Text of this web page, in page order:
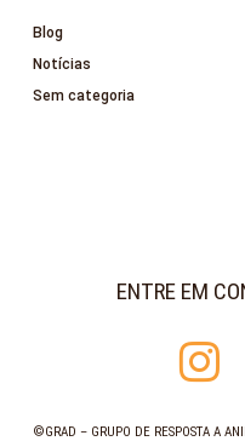
Blog
Notícias
Sem categoria
ENTRE EM
©GRAD – GRUPO DE RESPOSTA A